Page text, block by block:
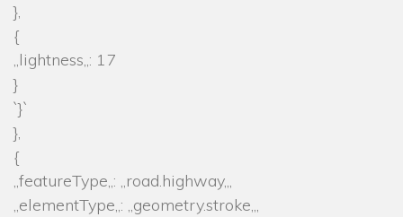
},
{
„lightness„: 17
}
`}`
},
{
„featureType„: „road.highway„,
„elementType„: „geometry.stroke„,